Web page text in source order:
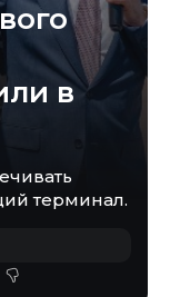
в
терминал.